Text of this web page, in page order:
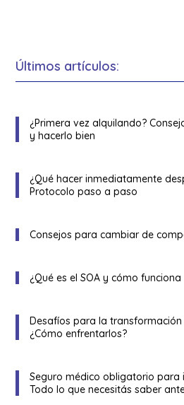
Últimos artículos:
¿Primera vez alquilando?
y hacerlo bien
¿Qué hacer inmediatamente
Protocolo paso a paso
Consejos para cambiar de
¿Qué es el SOA y cómo
Desafíos para la
¿Cómo enfrentarlos?
Seguro médico obligatorio para
Todo lo que necesitás saber